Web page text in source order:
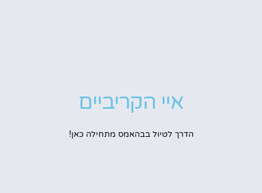
איי הקריביים
הדרך לטיול בבהאמס מתחילה כאן!